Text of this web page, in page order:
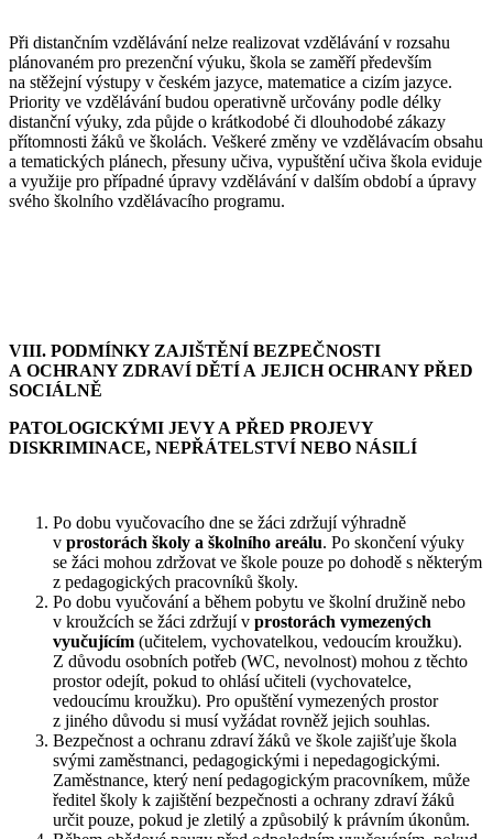
Při distančním vzdělávání nelze realizovat vzdělávání v rozsahu
plánovaném pro prezenční výuku, škola se zaměří především
na stěžejní výstupy v českém jazyce, matematice a cizím jazyce.
Priority ve vzdělávání budou operativně určovány podle délky
distanční výuky, zda půjde o krátkodobé či dlouhodobé zákazy
přítomnosti žáků ve školách. Veškeré změny ve vzdělávacím obsahu
a tematických plánech, přesuny učiva, vypuštění učiva škola eviduje
a využije pro případné úpravy vzdělávání v dalším období a úpravy
svého školního vzdělávacího programu.
VIII. PODMÍNKY ZAJIŠTĚNÍ BEZPEČNOSTI
A OCHRANY ZDRAVÍ DĚTÍ A JEJICH OCHRANY PŘED
SOCIÁLNĚ
PATOLOGICKÝMI JEVY A PŘED PROJEVY
DISKRIMINACE, NEPŘÁTELSTVÍ NEBO NÁSILÍ
Po dobu vyučovacího dne se žáci zdržují výhradně
v prostorách školy a školního areálu. Po skončení výuky
se žáci mohou zdržovat ve škole pouze po dohodě s některým
z pedagogických pracovníků školy.
Po dobu vyučování a během pobytu ve školní družině nebo
v kroužcích se žáci zdržují v prostorách vymezených
vyučujícím (učitelem, vychovatelkou, vedoucím kroužku).
Z důvodu osobních potřeb (WC, nevolnost) mohou z těchto
prostor odejít, pokud to ohlásí učiteli (vychovatelce,
vedoucímu kroužku). Pro opuštění vymezených prostor
z jiného důvodu si musí vyžádat rovněž jejich souhlas.
Bezpečnost a ochranu zdraví žáků ve škole zajišťuje škola
svými zaměstnanci, pedagogickými i nepedagogickými.
Zaměstnance, který není pedagogickým pracovníkem, může
ředitel školy k zajištění bezpečnosti a ochrany zdraví žáků
určit pouze, pokud je zletilý a způsobilý k právním úkonům.